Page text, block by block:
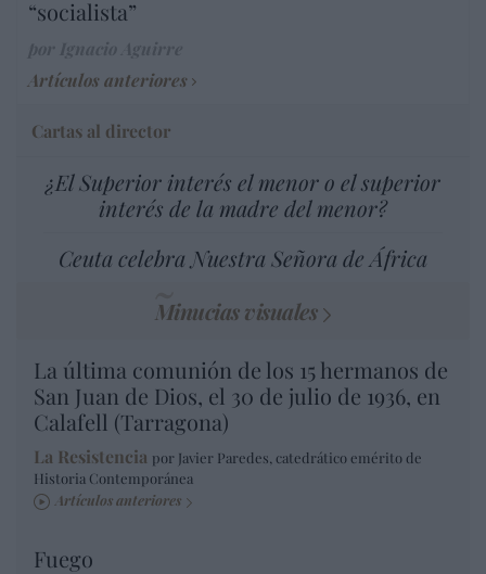
“socialista”
Artículos anteriores
Cartas al director
¿El Superior interés el menor o el superior
interés de la madre del menor?
Ceuta celebra Nuestra Señora de África
Minucias visuales
La última comunión de los 15 hermanos de
San Juan de Dios, el 30 de julio de 1936, en
Calafell (Tarragona)
La Resistencia por Javier Paredes, catedrático emérito de
Historia Contemporánea
Artículos anteriores
Fuego